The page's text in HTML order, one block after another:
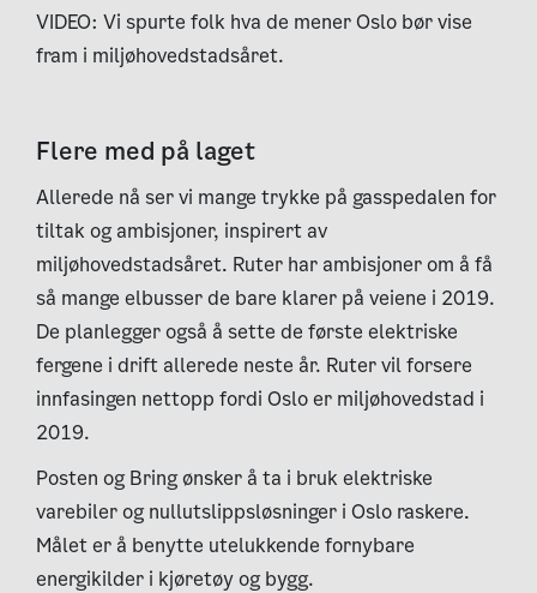
VIDEO: Vi spurte folk hva de mener Oslo bør vise
fram i miljøhovedstadsåret.
Flere med på laget
Allerede nå ser vi mange trykke på gasspedalen for
tiltak og ambisjoner, inspirert av
miljøhovedstadsåret. Ruter har ambisjoner om å få
så mange elbusser de bare klarer på veiene i 2019.
De planlegger også å sette de første elektriske
fergene i drift allerede neste år. Ruter vil forsere
innfasingen nettopp fordi Oslo er miljøhovedstad i
2019.
Posten og Bring ønsker å ta i bruk elektriske
varebiler og nullutslippsløsninger i Oslo raskere.
Målet er å benytte utelukkende fornybare
energikilder i kjøretøy og bygg.